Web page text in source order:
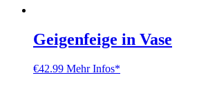
Geigenfeige in Vase
€42.99 Mehr Infos*